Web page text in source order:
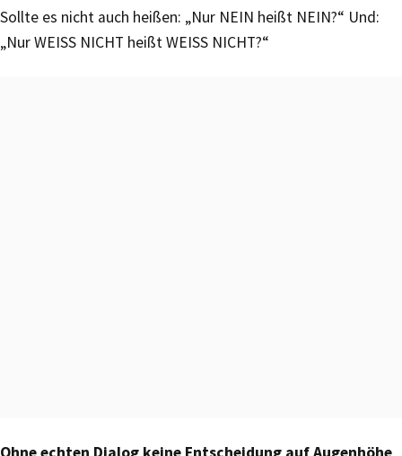
Sollte es nicht auch heißen: „Nur NEIN heißt NEIN?“ Und:
„Nur WEISS NICHT heißt WEISS NICHT?“
Ohne echten Dialog keine Entscheidung auf Augenhöhe